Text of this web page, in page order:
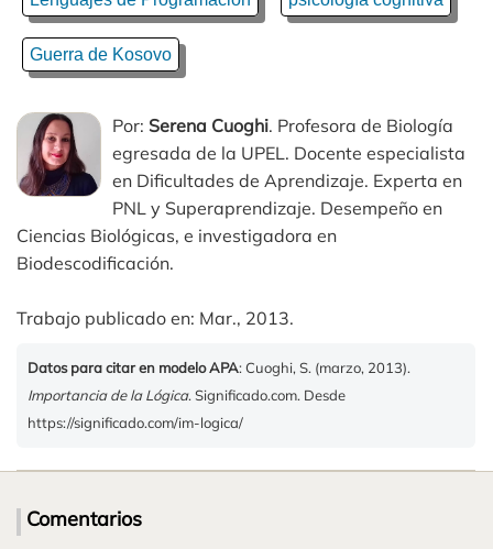
Guerra de Kosovo
Por: Serena Cuoghi. Profesora de Biología
egresada de la UPEL. Docente especialista
en Dificultades de Aprendizaje. Experta en
PNL y Superaprendizaje. Desempeño en
Ciencias Biológicas, e investigadora en
Biodescodificación.
Trabajo publicado en: Mar., 2013.
Datos para citar en modelo APA: Cuoghi, S. (marzo, 2013).
Importancia de la Lógica. Significado.com. Desde
https://significado.com/im-logica/
Comentarios